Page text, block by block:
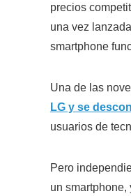
precios
una vez
smartphone
Una de las
LG y se
usuarios de
Pero
un